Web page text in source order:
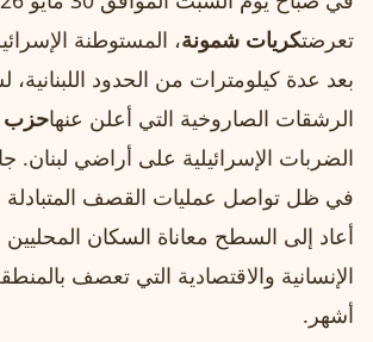
تعرضتكريات شمونة، المستوطنة
بعد عدة كيلومترات من الحدود
الرشقات الصاروخية التي أعلن عنهاحزب
الضربات الإسرائيلية على أراضي لبنان.
في ظل تواصل عمليات القصف المتبادلة
أعاد إلى السطح معاناة السكان
الإنسانية والاقتصادية التي تعصف
أشهر.